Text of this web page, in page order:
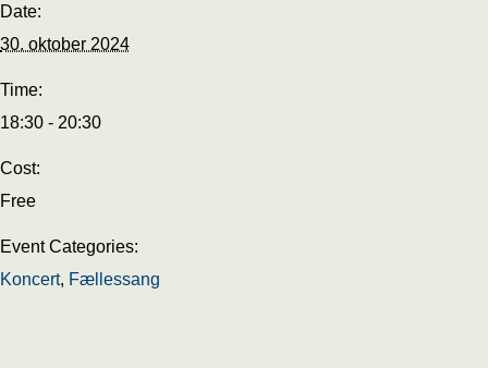
Date:
30. oktober 2024
Time:
18:30 - 20:30
Cost:
Free
Event Categories:
Koncert, Fællessang